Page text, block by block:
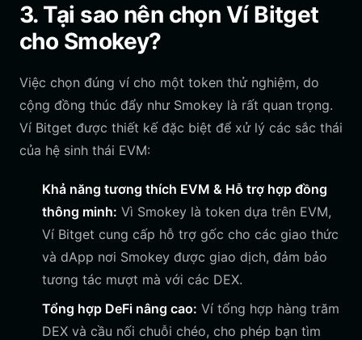
3. Tại sao nên chọn Ví Bitget
cho Smokey?
Việc chọn đúng ví cho một token thử nghiệm, do
cộng đồng thúc đẩy như Smokey là rất quan trọng.
Ví Bitget được thiết kế đặc biệt để xử lý các sắc thái
của hệ sinh thái EVM:
Khả năng tương thích EVM & Hỗ trợ hợp đồng
thông minh: Vì Smokey là token dựa trên EVM,
Ví Bitget cung cấp hỗ trợ gốc cho các giao thức
và dApp nơi Smokey được giao dịch, đảm bảo
tương tác mượt mà với các DEX.
Tổng hợp DeFi nâng cao: Ví tổng hợp hàng trăm
DEX và cầu nối chuỗi chéo, cho phép bạn tìm